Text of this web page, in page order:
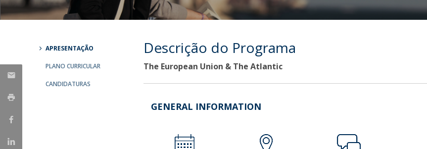
APRESENTAÇÃO
PLANO CURRICULAR
CANDIDATURAS
Descrição do Programa
The European Union & The Atlantic
GENERAL INFORMATION